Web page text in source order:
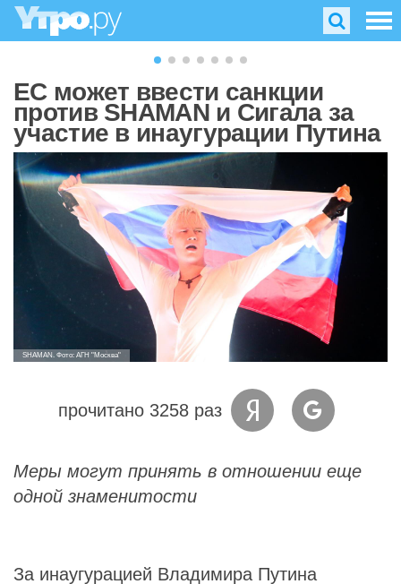
ЕС может ввести санкции
против SHAMAN и Сигала за
участие в инаугурации Путина
SHAMAN. Фото: АГН "Москва"
прочитано 3258 раз
Меры могут принять в отношении еще
одной знаменитости
За инаугурацией Владимира Путина